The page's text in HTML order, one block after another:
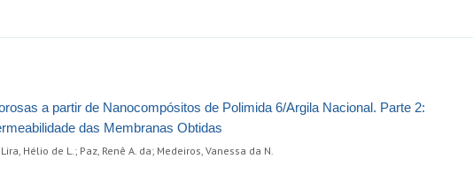
a partir de Nanocompósitos de Polimida 6/Argila Nacional. Parte 2:
das Membranas Obtidas
Hélio de L.; Paz, Renê A. da; Medeiros, Vanessa da N.